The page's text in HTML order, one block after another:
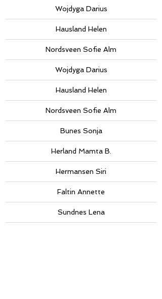
Wojdyga Darius
Hausland Helen
Nordsveen Sofie Alm
Wojdyga Darius
Hausland Helen
Nordsveen Sofie Alm
Bunes Sonja
Herland Mamta B.
Hermansen Siri
Faltin Annette
Sundnes Lena